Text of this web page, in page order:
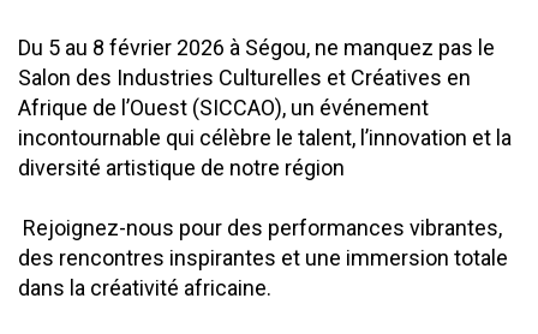
Du 5 au 8 février 2026 à Ségou, ne manquez pas le
Salon des Industries Culturelles et Créatives en
Afrique de l’Ouest (SICCAO), un événement
incontournable qui célèbre le talent, l’innovation et la
diversité artistique de notre région
Rejoignez-nous pour des performances vibrantes,
des rencontres inspirantes et une immersion totale
dans la créativité africaine.